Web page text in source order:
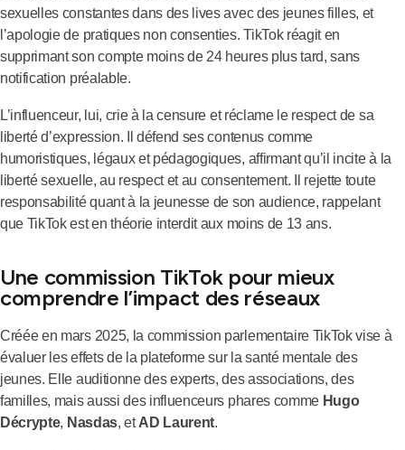
sexuelles constantes dans des lives avec des jeunes filles, et
l’apologie de pratiques non consenties. TikTok réagit en
supprimant son compte moins de 24 heures plus tard, sans
notification préalable.
L’influenceur, lui, crie à la censure et réclame le respect de sa
liberté d’expression. Il défend ses contenus comme
humoristiques, légaux et pédagogiques, affirmant qu’il incite à la
liberté sexuelle, au respect et au consentement. Il rejette toute
responsabilité quant à la jeunesse de son audience, rappelant
que TikTok est en théorie interdit aux moins de 13 ans.
Une commission TikTok pour mieux
comprendre l’impact des réseaux
Créée en mars 2025, la commission parlementaire TikTok vise à
évaluer les effets de la plateforme sur la santé mentale des
jeunes. Elle auditionne des experts, des associations, des
familles, mais aussi des influenceurs phares comme Hugo
Décrypte, Nasdas, etAD Laurent.